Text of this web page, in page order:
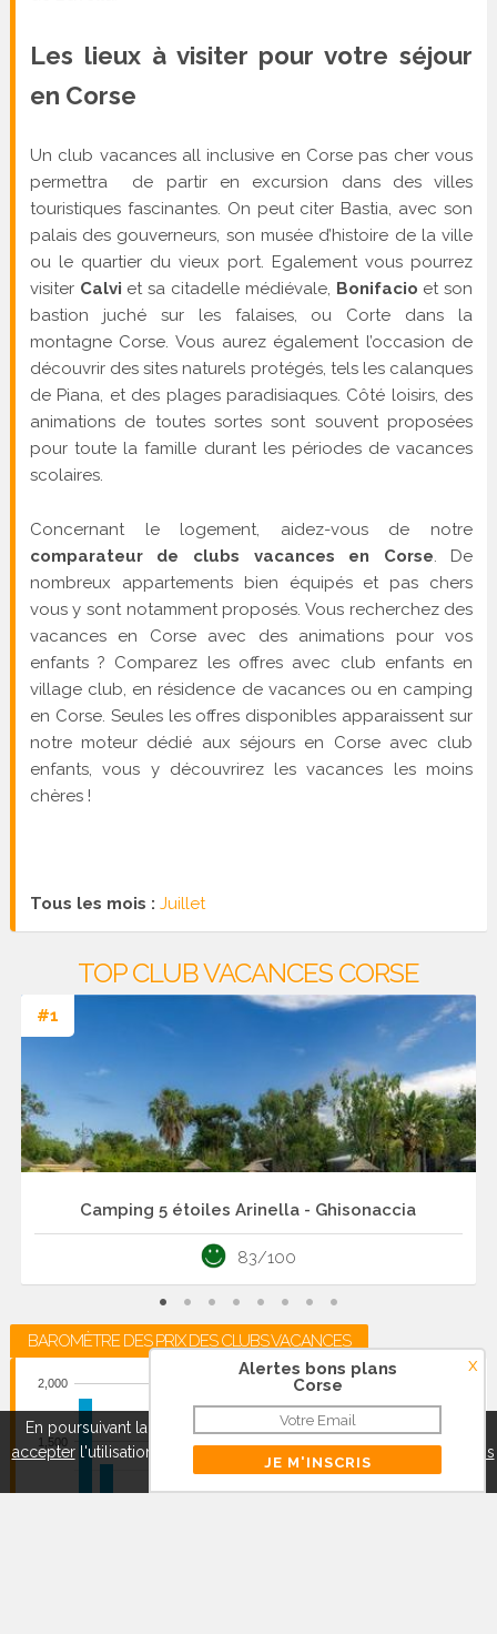
Alertes bons plans
Corse
x
Les lieux à visiter pour votre séjour
en Corse
Un club vacances all inclusive en Corse pas cher vous
permettra de partir en excursion dans des villes
touristiques fascinantes. On peut citer Bastia, avec son
palais des gouverneurs, son musée d’histoire de la ville
ou le quartier du vieux port. Egalement vous pourrez
visiter Calvi et sa citadelle médiévale, Bonifacio et son
bastion juché sur les falaises, ou Corte dans la
montagne Corse. Vous aurez également l’occasion de
découvrir des sites naturels protégés, tels les calanques
de Piana, et des plages paradisiaques. Côté loisirs, des
animations de toutes sortes sont souvent proposées
pour toute la famille durant les périodes de vacances
scolaires.
Concernant le logement, aidez-vous de notre
comparateur de clubs vacances en Corse. De
nombreux appartements bien équipés et pas chers
vous y sont notamment proposés. Vous recherchez des
vacances en Corse avec des animations pour vos
enfants ? Comparez les offres avec club enfants en
village club, en résidence de vacances ou en camping
en Corse. Seules les offres disponibles apparaissent sur
notre moteur dédié aux séjours en Corse avec club
enfants, vous y découvrirez les vacances les moins
chères !
Tous les mois : Juillet
TOP CLUB VACANCES CORSE
#1
Camping 5 étoiles Arinella - Ghisonaccia
83/100
BAROMÈTRE DES PRIX DES CLUBS VACANCES
1,500
2,000
En poursuivant la navigation sur ce site, vous pouvez
accepterl'utilisation de cookies pour mieux vous servir.
A propos
des cookies
Fermer